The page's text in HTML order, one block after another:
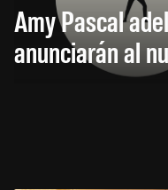
Amy Pascal
anunciarán al